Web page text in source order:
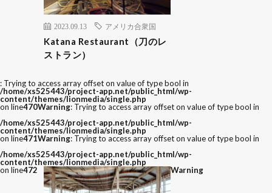
2023.09.13 アメリカ合衆国
Katana Restaurant（刀のレ
ストラン）
: Trying to access array offset on value of type bool in
/home/xs525443/project-app.net/public_html/wp-
content/themes/lionmedia/single.php
on line470Warning: Trying to access array offset on value of type bool in
/home/xs525443/project-app.net/public_html/wp-
content/themes/lionmedia/single.php
on line471Warning: Trying to access array offset on value of type bool in
/home/xs525443/project-app.net/public_html/wp-
content/themes/lionmedia/single.php
on line472 Warning